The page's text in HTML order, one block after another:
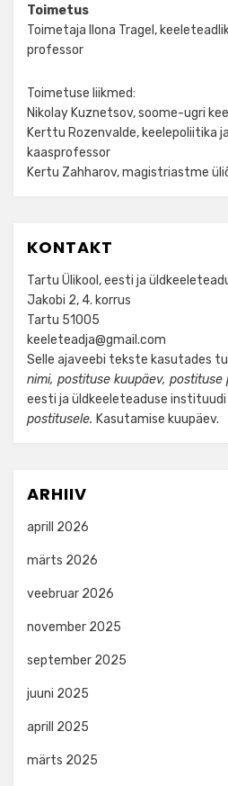
Toimetus
Toimetaja Ilona Tragel,
professor
Toimetuse liikmed:
Nikolay Kuznetsov, soome-ugri
Kerttu Rozenvalde, keelepoliitika
kaasprofessor
Kertu Zahharov, magistriastme
KONTAKT
Tartu Ülikool, eesti ja
Jakobi 2, 4. korrus
Tartu 51005
keeleteadja@gmail.com
Selle ajaveebi tekste kasutades
nimi, postituse kuupäev, postituse
eesti ja üldkeeleteaduse instituudi
postitusele. Kasutamise kuupäev.
ARHIIV
aprill 2026
märts 2026
veebruar 2026
november 2025
september 2025
juuni 2025
aprill 2025
märts 2025